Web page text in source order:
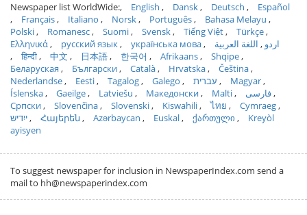
Newspaper list WorldWide: English Dansk Deutsch
Español
Français
Italiano Norsk Português
Bahasa Melayu
Polski
Romanesc Suomi Svensk Tiếng Việt
Türkçe
Ελληνικά
русский язык українська мова اردو
اللغة العربية
हिन्दी
中文 日本語 한국어 Afrikaans
Shqipe
Беларуская
Български Català Hrvatska
Čeština
Nederlandse
Eesti Tagalog Galego עברית
Magyar
Íslenska
Gaeilge Latviešu Македонски Malti
فارسی
Српски
Slovenčina Slovenski Kiswahili ไทย
Cymraeg
ייִדיש
Հայերեն Azərbaycan Euskal ქართული
Kreyòl
ayisyen
To suggest newspaper for inclusion in NewspaperIndex.com send a
mail to hh@newspaperindex.com